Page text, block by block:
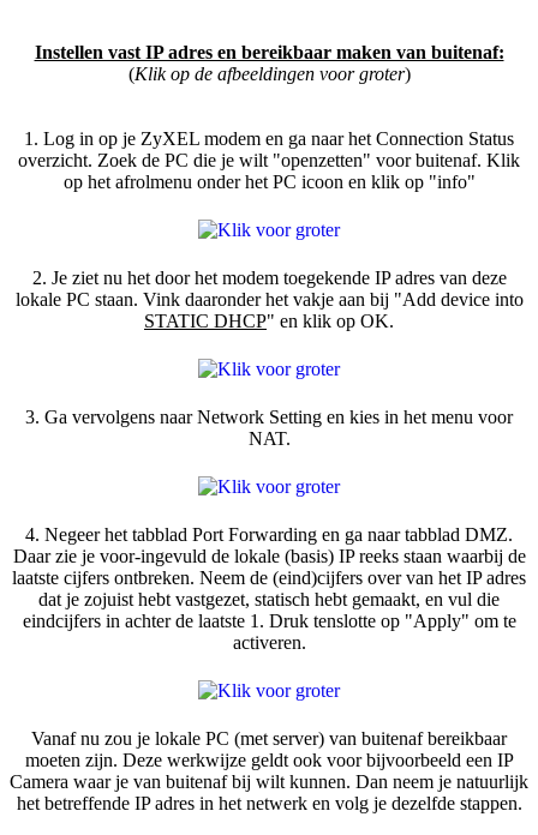
Instellen vast IP adres en bereikbaar maken van buitenaf:
(Klik op de afbeeldingen voor groter)
1. Log in op je ZyXEL modem en ga naar het Connection Status
overzicht. Zoek de PC die je wilt "openzetten" voor buitenaf. Klik
op het afrolmenu onder het PC icoon en klik op "info"
2. Je ziet nu het door het modem toegekende IP adres van deze
lokale PC staan. Vink daaronder het vakje aan bij "Add device into
STATIC DHCP" en klik op OK.
3. Ga vervolgens naar Network Setting en kies in het menu voor
NAT.
4. Negeer het tabblad Port Forwarding en ga naar tabblad DMZ.
Daar zie je voor-ingevuld de lokale (basis) IP reeks staan waarbij de
laatste cijfers ontbreken. Neem de (eind)cijfers over van het IP adres
dat je zojuist hebt vastgezet, statisch hebt gemaakt, en vul die
eindcijfers in achter de laatste 1. Druk tenslotte op "Apply" om te
activeren.
Vanaf nu zou je lokale PC (met server) van buitenaf bereikbaar
moeten zijn. Deze werkwijze geldt ook voor bijvoorbeeld een IP
Camera waar je van buitenaf bij wilt kunnen. Dan neem je natuurlijk
het betreffende IP adres in het netwerk en volg je dezelfde stappen.